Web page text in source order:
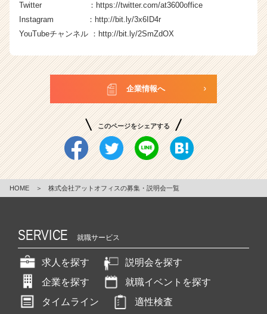
Twitter ： https://twitter.com/at3600office
Instagram ： http://bit.ly/3x6ID4r
YouTubeチャンネル ： http://bit.ly/2SmZdOX
企業情報へ
このページをシェアする
HOME ＞ 株式会社アットオフィスの募集・説明会一覧
SERVICE 就職サービス
求人を探す
説明会を探す
企業を探す
就職イベントを探す
タイムライン
適性検査